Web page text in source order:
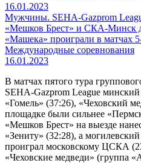
16.01.2023
Мужчины. SEHA-Gazprom
«Мешков Брест» и СКА-Минск
«Машека» проиграли в матчах
Международные соревнования
16.01.2023
В матчах пятого тура
SEHA-Gazprom League
«Гомель» (37:26), «Чеховский
площадке были сильнее
«Мешков Брест» на выезде
«Зениту» (32:28), а
проиграл московскому ЦСКА
«Чеховские медведи» (группа